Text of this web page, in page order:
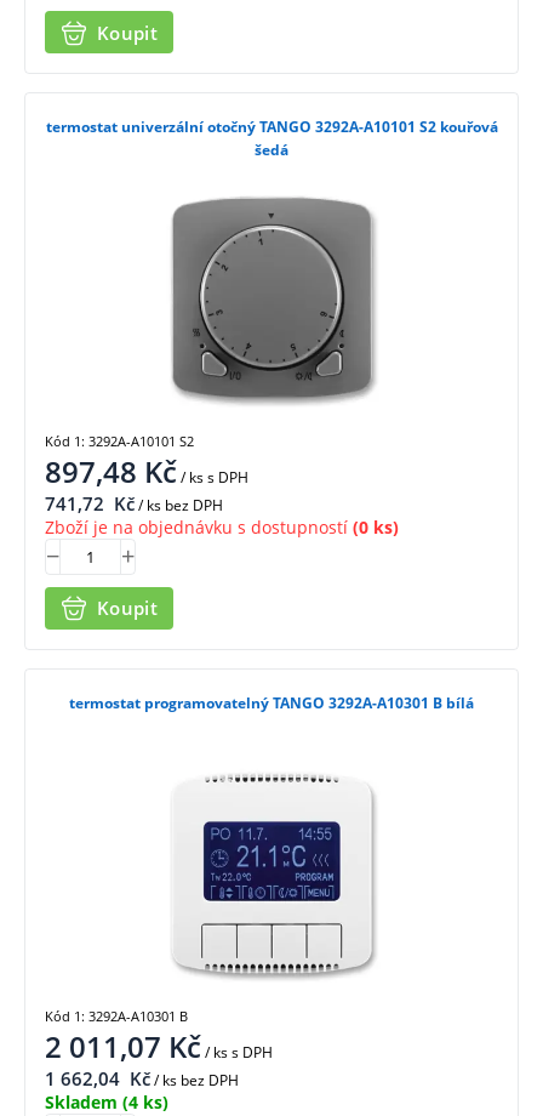
Koupit
termostat univerzální otočný TANGO 3292A-A10101 S2 kouřová
šedá
897,48 Kč/ kss DPH
741,72 Kč/ ks bez DPH
Zboží je na objednávku s dostupností (0 ks)
Koupit
Kód 1: 3292A-A10101 S2
termostat programovatelný TANGO 3292A-A10301 B bílá
2 011,07 Kč/ kss DPH
1 662,04 Kč/ ks bez DPH
Skladem (4 ks)
Kód 1: 3292A-A10301 B